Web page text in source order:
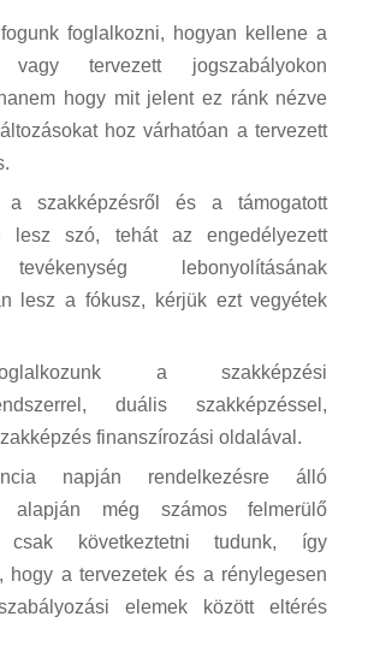
foglalkozni, hogyan kellene a
vagy tervezett jogszabályokon
hogy mit jelent ez ránk nézve
hoz várhatóan a tervezett
a szakképzésről és a támogatott
lesz szó, tehát az engedélyezett
lebonyolításának
lesz a fókusz, kérjük ezt vegyétek
a szakképzési
duális szakképzéssel,
finanszírozási oldalával.
napján rendelkezésre álló
alapján még számos felmerülő
csak következtetni tudunk, így
hogy a tervezetek és a rénylegesen
elemek között eltérés